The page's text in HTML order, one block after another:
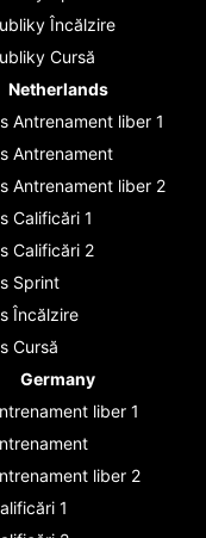
Încălzire
Cursă
Netherlands
Antrenament liber 1
Antrenament
Antrenament liber 2
Calificări 1
Calificări 2
Sprint
Încălzire
Cursă
Germany
liber 1
liber 2
1